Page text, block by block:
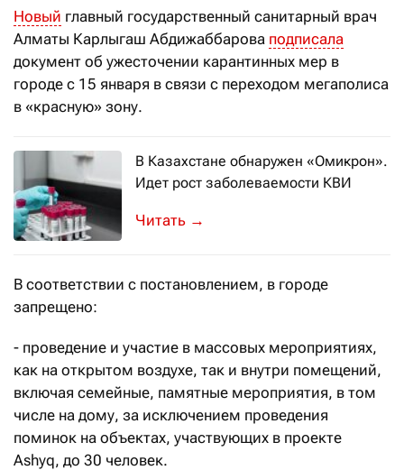
Новый главный государственный санитарный врач
Алматы Карлыгаш Абдижаббарова подписала
документ об ужесточении карантинных мер в
городе с 15 января в связи с переходом мегаполиса
в «красную» зону.
В Казахстане обнаружен «Омикрон».
Идет рост заболеваемости КВИ
Пессимистичный сценарий
→
В соответствии с постановлением, в городе
запрещено:
- проведение и участие в массовых мероприятиях,
как на открытом воздухе, так и внутри помещений,
включая семейные, памятные мероприятия, в том
числе на дому, за исключением проведения
поминок на объектах, участвующих в проекте
Ashyq, до 30 человек.